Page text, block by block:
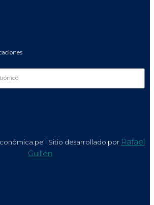
| Sitio desarrollado por Rafael
Guillén